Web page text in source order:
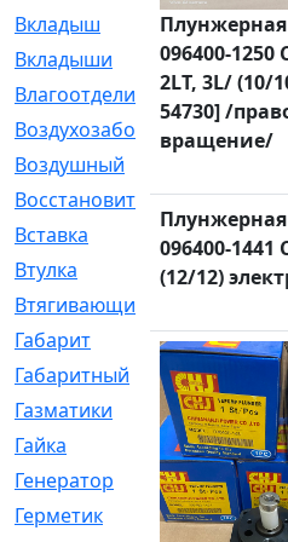
Вкладыш
[41]
Вкладыши
[1131]
Влагоотделитель
[2]
Воздухозаборник
[2]
Воздушный
Восстановительный
[1]
Вставка
[168]
Втулка
[1875]
Втягивающий
Габарит
[286]
Габаритный
Газматики
[117]
Гайка
[104]
Генератор
[148]
Герметик
[15]
096400-1250
2LT, 3L/ (10/
54730] /
вращение/
096400-1441
(12/12)